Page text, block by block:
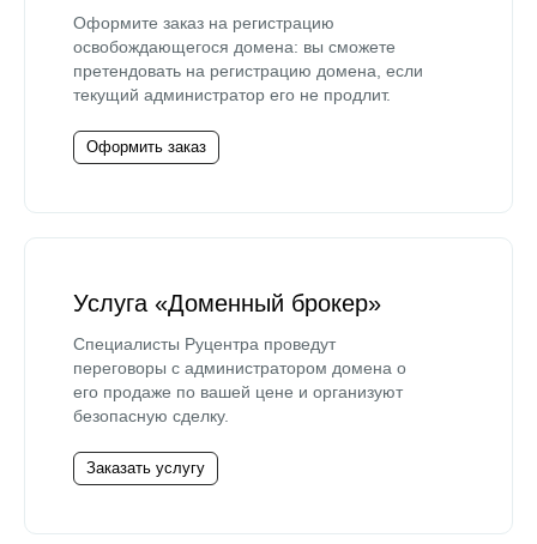
Оформите заказ на регистрацию
освобождающегося домена: вы сможете
претендовать на регистрацию домена, если
текущий администратор его не продлит.
Оформить заказ
Услуга «Доменный брокер»
Специалисты Руцентра проведут
переговоры с администратором домена о
его продаже по вашей цене и организуют
безопасную сделку.
Заказать услугу